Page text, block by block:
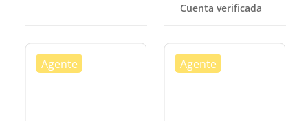
Cuenta verificada